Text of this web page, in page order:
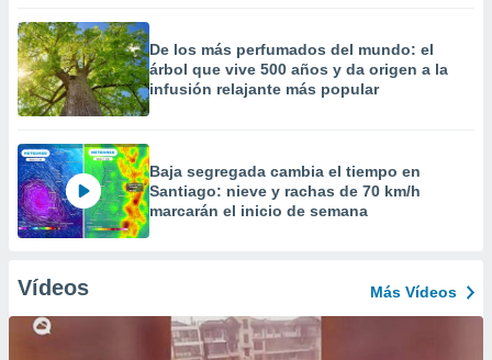
De los más perfumados del mundo: el
árbol que vive 500 años y da origen a la
infusión relajante más popular
Baja segregada cambia el tiempo en
Santiago: nieve y rachas de 70 km/h
marcarán el inicio de semana
Vídeos Más Vídeos